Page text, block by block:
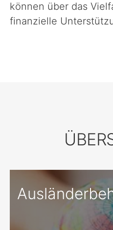
Formulare & Anträge und
können über das
finanzielle